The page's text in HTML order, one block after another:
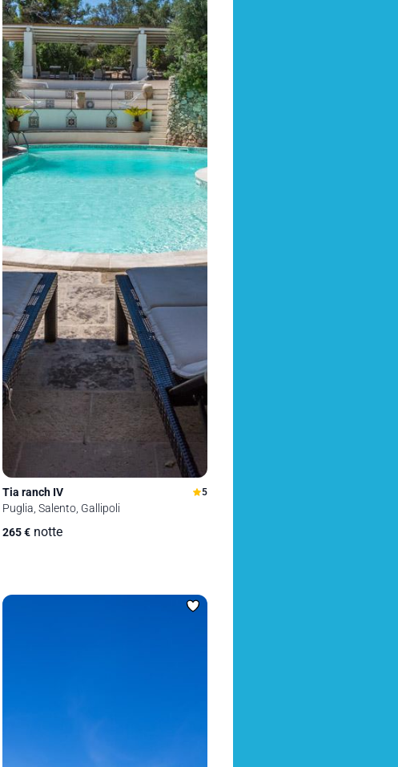
Tia ranch IV 5
Puglia, Salento, Gallipoli
265€ notte